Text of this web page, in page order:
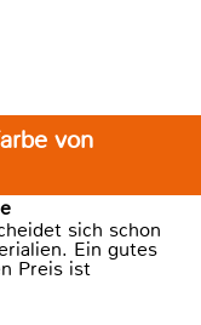
von
sich schon
Ein gutes
Preis ist